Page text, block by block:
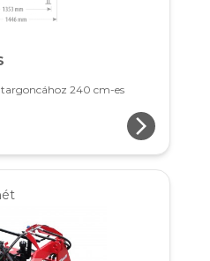
240 cm-es
arrow_forward_ios